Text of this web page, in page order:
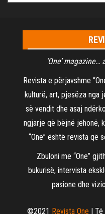
‘One’
Revista e përjavshme
kulturë, art, pjesëza nga
së vendit dhe asaj
ngjarje që bëjnë jehonë,
“One” është revista që
Zbuloni me “One”
bukurisë, intervista
pasione dhe
©2021 Revista One |